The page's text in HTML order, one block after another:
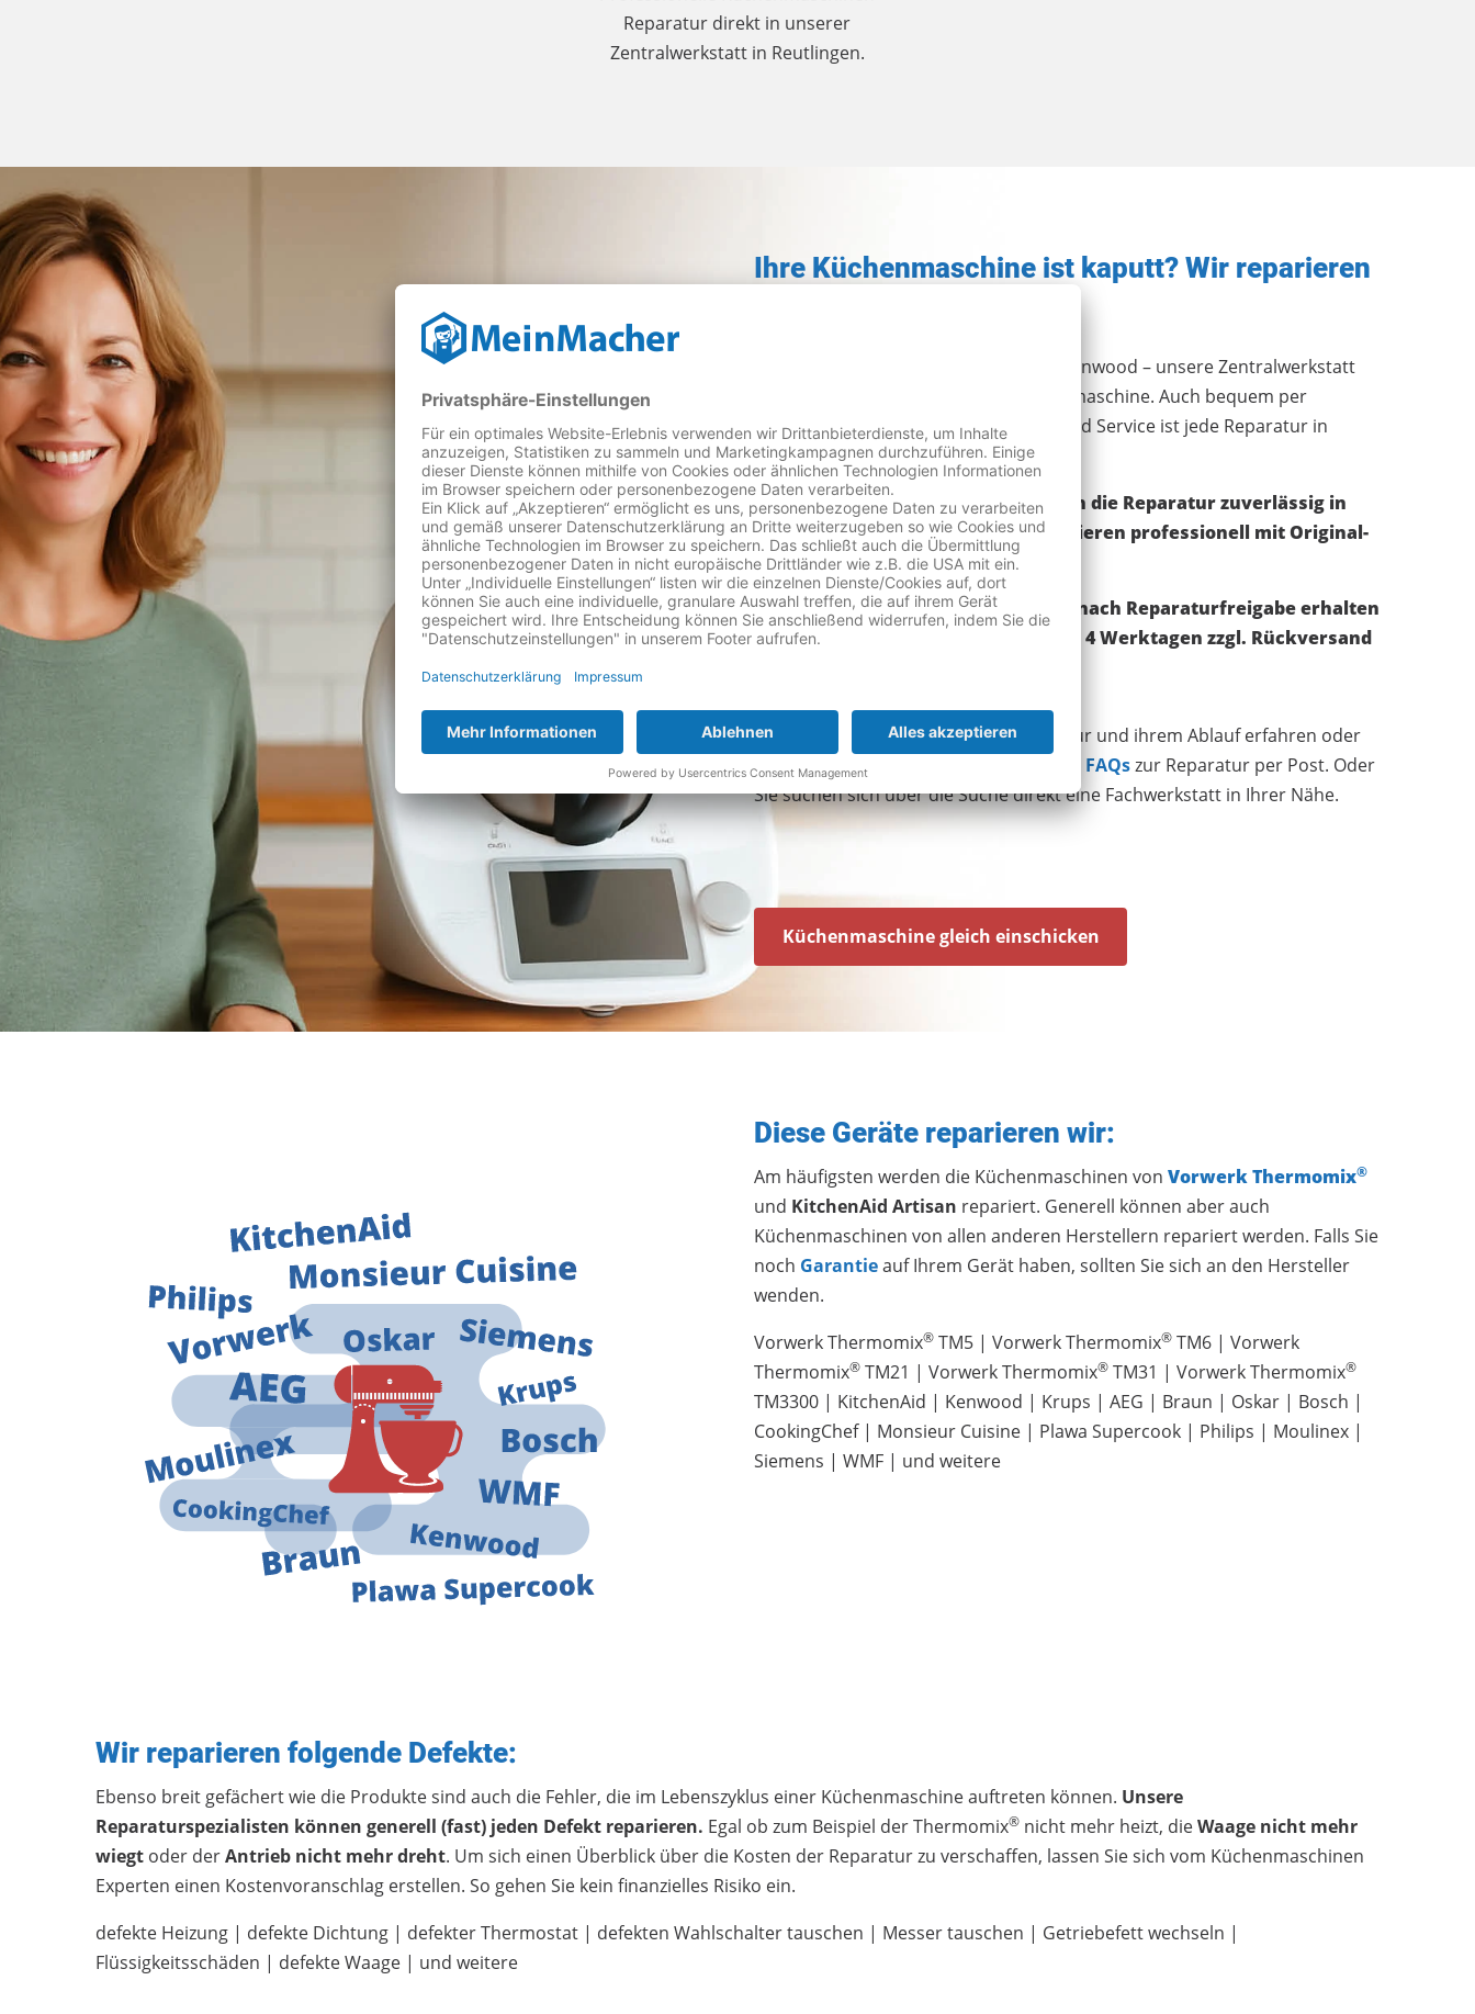
Reparatur direkt in unserer
Zentralwerkstatt in Reutlingen.
Ihre Küchenmaschine ist kaputt? Wir reparieren
Egal ob Thermomix, KitchenAid oder Kenwood – unsere Zentralwerkstatt
kümmert sich um Ihre defekte Küchenmaschine. Auch bequem per
Versandreparatur. Mit unserem Versand Service ist jede Reparatur in
kürzester Zeit erledigt.
Bequem einschicken, wir nehmen die Reparatur zuverlässig in
unserer Werkstatt vor und reparieren professionell mit Original-
oder hochwertigen Ersatzteilen.
Innerhalb kurzer Zeit repariert – nach Reparaturfreigabe erhalten
Sie Ihre Küchenmaschine nach 3 - 4 Werktagen zzgl. Rückversand
Sie möchten mehr zur Versandreparatur und ihrem Ablauf erfahren oder
direkt starten? Dann geht's
hier zu den FAQszur Reparatur per Post. Oder
Sie suchen sich über die Suche direkt eine Fachwerkstatt in Ihrer Nähe.
Küchenmaschine gleich einschicken
Diese Geräte reparieren wir:
Am häufigsten werden die Küchenmaschinen von Vorwerk Thermomix®
und KitchenAid Artisan repariert. Generell können aber auch
Küchenmaschinen von allen anderen Herstellern repariert werden. Falls Sie
noch Garantieauf Ihrem Gerät haben, sollten Sie sich an den Hersteller
wenden.
Vorwerk Thermomix® TM5 | Vorwerk Thermomix® TM6 | Vorwerk
Thermomix® TM21 | Vorwerk Thermomix® TM31 | Vorwerk Thermomix®
TM3300 | KitchenAid | Kenwood | Krups | AEG | Braun | Oskar | Bosch |
CookingChef | Monsieur Cuisine | Plawa Supercook | Philips | Moulinex |
Siemens | WMF | und weitere
Wir reparieren folgende Defekte:
Ebenso breit gefächert wie die Produkte sind auch die Fehler, die im Lebenszyklus einer Küchenmaschine auftreten können. Unsere
Reparaturspezialisten können generell (fast) jeden Defekt reparieren. Egal ob zum Beispiel der Thermomix® nicht mehr heizt, dieWaage nicht mehr
wiegt oder derAntrieb nicht mehr dreht. Um sich einen Überblick über die Kosten der Reparatur zu verschaffen, lassen Sie sich vom Küchenmaschinen
Experten einen Kostenvoranschlag erstellen. So gehen Sie kein finanzielles Risiko ein.
defekte Heizung | defekte Dichtung | defekter Thermostat | defekten Wahlschalter tauschen | Messer tauschen | Getriebefett wechseln |
Flüssigkeitsschäden | defekte Waage | und weitere